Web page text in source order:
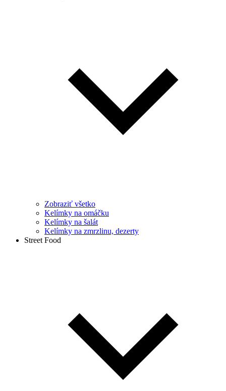
Zobraziť všetko
Kelímky na omáčku
Kelímky na šalát
Kelímky na zmrzlinu, dezerty
Street Food